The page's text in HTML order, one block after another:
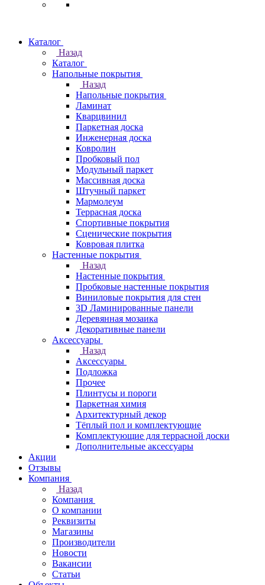
Каталог
Назад
Каталог
Напольные покрытия
Назад
Напольные покрытия
Ламинат
Кварцвинил
Паркетная доска
Инженерная доска
Ковролин
Пробковый пол
Модульный паркет
Массивная доска
Штучный паркет
Мармолеум
Террасная доска
Спортивные покрытия
Сценические покрытия
Ковровая плитка
Настенные покрытия
Назад
Настенные покрытия
Пробковые настенные покрытия
Виниловые покрытия для стен
3D Ламинированные панели
Деревянная мозаика
Декоративные панели
Аксессуары
Назад
Аксессуары
Подложка
Прочее
Плинтусы и пороги
Паркетная химия
Архитектурный декор
Тёплый пол и комплектующие
Комплектующие для террасной доски
Дополнительные аксессуары
Акции
Отзывы
Компания
Назад
Компания
О компании
Реквизиты
Магазины
Производители
Новости
Вакансии
Статьи